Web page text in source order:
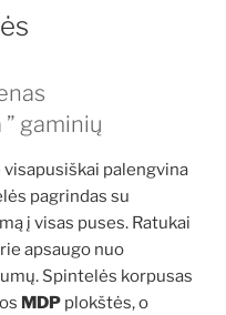
gaminių
palengvina
pagrindas su
į visas puses. Ratukai
apsaugo nuo
Spintelės korpusas
MDP plokštės, o